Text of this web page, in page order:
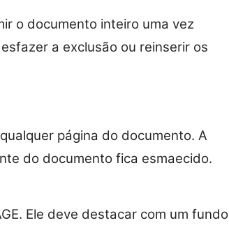
o documento inteiro uma vez
a exclusão ou reinserir os
página do documento. A
do documento fica esmaecido.
Ele deve destacar com um fundo